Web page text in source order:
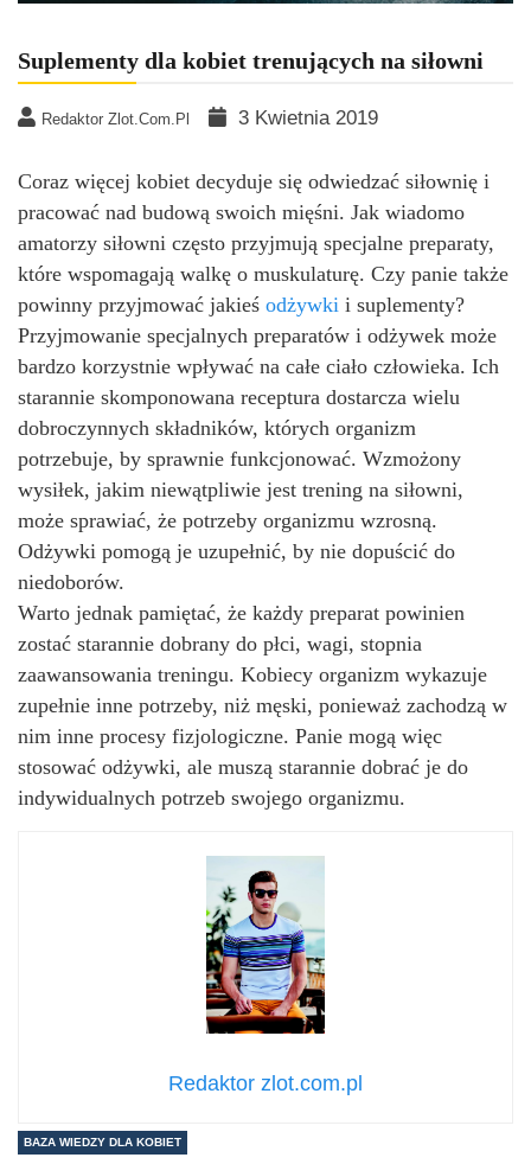
Suplementy dla kobiet trenujących na siłowni
Redaktor Zlot.com.pl 3 Kwietnia 2019
Coraz więcej kobiet decyduje się odwiedzać siłownię i
pracować nad budową swoich mięśni. Jak wiadomo
amatorzy siłowni często przyjmują specjalne preparaty,
które wspomagają walkę o muskulaturę. Czy panie także
powinny przyjmować jakieś odżywki i suplementy?
Przyjmowanie specjalnych preparatów i odżywek może
bardzo korzystnie wpływać na całe ciało człowieka. Ich
starannie skomponowana receptura dostarcza wielu
dobroczynnych składników, których organizm
potrzebuje, by sprawnie funkcjonować. Wzmożony
wysiłek, jakim niewątpliwie jest trening na siłowni,
może sprawiać, że potrzeby organizmu wzrosną.
Odżywki pomogą je uzupełnić, by nie dopuścić do
niedoborów.
Warto jednak pamiętać, że każdy preparat powinien
zostać starannie dobrany do płci, wagi, stopnia
zaawansowania treningu. Kobiecy organizm wykazuje
zupełnie inne potrzeby, niż męski, ponieważ zachodzą w
nim inne procesy fizjologiczne. Panie mogą więc
stosować odżywki, ale muszą starannie dobrać je do
indywidualnych potrzeb swojego organizmu.
Redaktor zlot.com.pl
BAZA WIEDZY DLA KOBIET